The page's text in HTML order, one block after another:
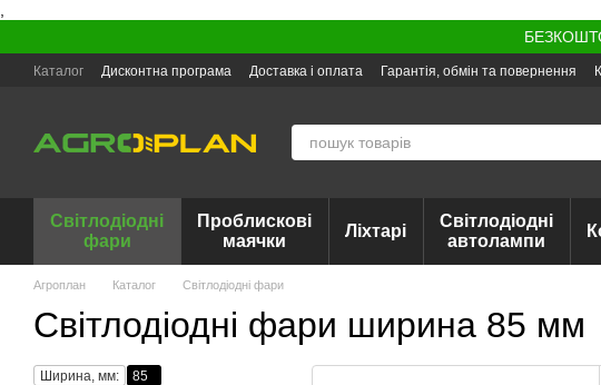
Каталог Дисконтна програма Доставка і оплата Гарантія, обмін та повернення
Світлодіодні
фари
Проблискові
маячки
Ліхтарі
Світлодіодні
автолампи
Агроплан Каталог Світлодіодні фари
Світлодіодні фари ширина 85 мм
Ширина, мм:
85